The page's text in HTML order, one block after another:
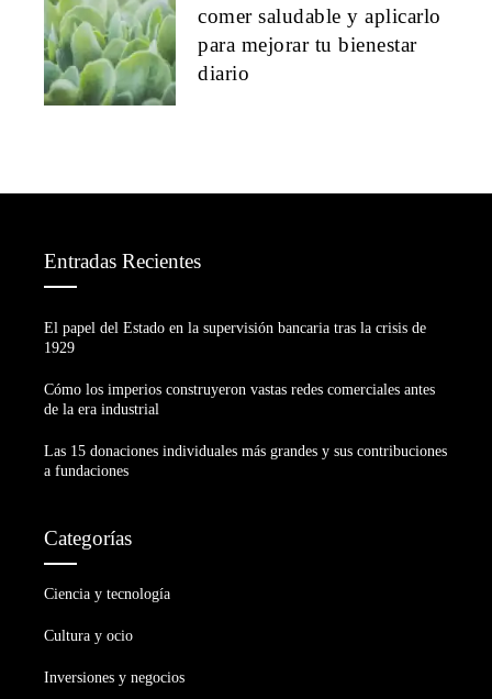
comer saludable y aplicarlo
para mejorar tu bienestar
diario
Entradas Recientes
El papel del Estado en la supervisión bancaria tras la crisis de
1929
Cómo los imperios construyeron vastas redes comerciales antes
de la era industrial
Las 15 donaciones individuales más grandes y sus contribuciones
a fundaciones
Categorías
Ciencia y tecnología
Cultura y ocio
Inversiones y negocios